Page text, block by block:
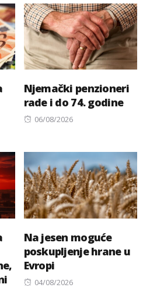
Njemački penzioneri
rade i do 74. godine
Posted
06/08/2026
Na jesen moguće
poskupljenje hrane u
Evropi
Posted
04/08/2026